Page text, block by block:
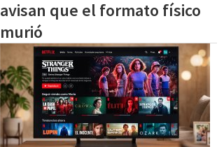
avisan que el formato físico
murió